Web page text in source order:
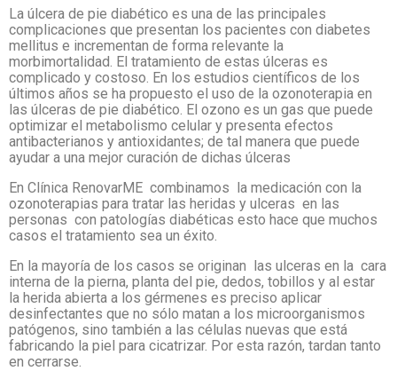
La úlcera de pie diabético es una de las principales
complicaciones que presentan los pacientes con diabetes
mellitus e incrementan de forma relevante la
morbimortalidad. El tratamiento de estas úlceras es
complicado y costoso. En los estudios científicos de los
últimos años se ha propuesto el uso de la ozonoterapia en
las úlceras de pie diabético. El ozono es un gas que puede
optimizar el metabolismo celular y presenta efectos
antibacterianos y antioxidantes; de tal manera que puede
ayudar a una mejor curación de dichas úlceras
En Clínica RenovarME combinamos la medicación con la
ozonoterapias para tratar las heridas y ulceras en las
personas con patologías diabéticas esto hace que muchos
casos el tratamiento sea un éxito.
En la mayoría de los casos se originan las ulceras en la cara
interna de la pierna, planta del pie, dedos, tobillos y al estar
la herida abierta a los gérmenes es preciso aplicar
desinfectantes que no sólo matan a los microorganismos
patógenos, sino también a las células nuevas que está
fabricando la piel para cicatrizar. Por esta razón, tardan tanto
en cerrarse.